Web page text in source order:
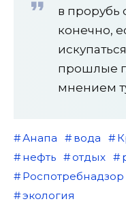
в прорубь
конечно,
прошлые
мнением
Анапа вода
нефть
отдых
Роспотребнадзор
экология